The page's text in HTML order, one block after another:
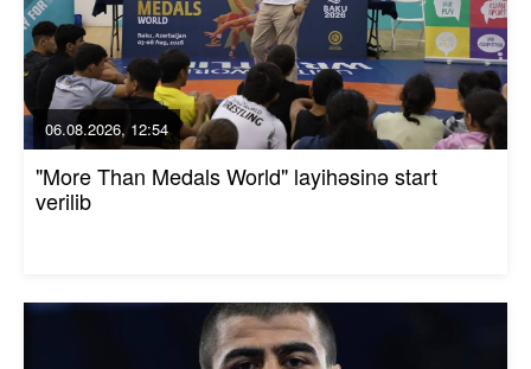
06.08.2026, 12:54
"More Than Medals World" layihəsinə start
verilib